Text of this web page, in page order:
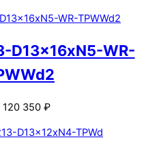
D13x16xN5-WR-
120 350 ₽